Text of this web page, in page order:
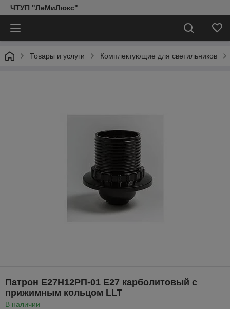
ЧТУП "ЛеМиЛюкс"
Товары и услуги Комплектующие для светильников
Патрон Е27Н12РП-01 Е27 карболитовый с
прижимным кольцом LLT
В наличии